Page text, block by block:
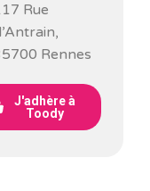
Rue
Rennes
J'adhère à
Toody